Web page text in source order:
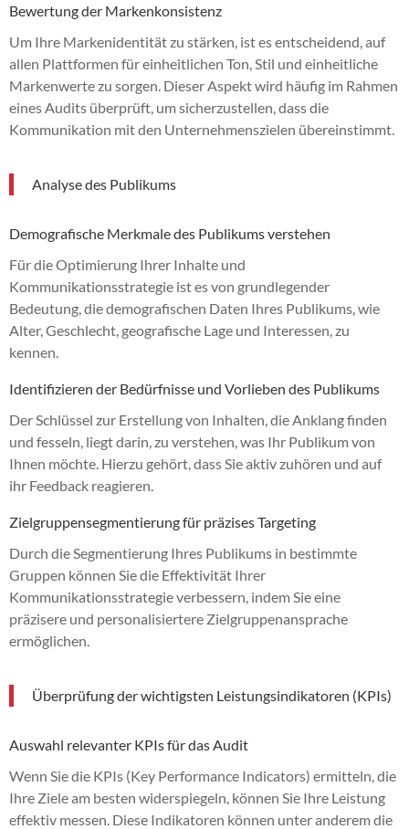
Bewertung der Markenkonsistenz
Um Ihre Markenidentität zu stärken, ist es entscheidend, auf
allen Plattformen für einheitlichen Ton, Stil und einheitliche
Markenwerte zu sorgen. Dieser Aspekt wird häufig im Rahmen
eines Audits überprüft, um sicherzustellen, dass die
Kommunikation mit den Unternehmenszielen übereinstimmt.
Analyse des Publikums
Demografische Merkmale des Publikums verstehen
Für die Optimierung Ihrer Inhalte und
Kommunikationsstrategie ist es von grundlegender
Bedeutung, die demografischen Daten Ihres Publikums, wie
Alter, Geschlecht, geografische Lage und Interessen, zu
kennen.
Identifizieren der Bedürfnisse und Vorlieben des Publikums
Der Schlüssel zur Erstellung von Inhalten, die Anklang finden
und fesseln, liegt darin, zu verstehen, was Ihr Publikum von
Ihnen möchte. Hierzu gehört, dass Sie aktiv zuhören und auf
ihr Feedback reagieren.
Zielgruppensegmentierung für präzises Targeting
Durch die Segmentierung Ihres Publikums in bestimmte
Gruppen können Sie die Effektivität Ihrer
Kommunikationsstrategie verbessern, indem Sie eine
präzisere und personalisiertere Zielgruppenansprache
ermöglichen.
Überprüfung der wichtigsten Leistungsindikatoren (KPIs)
Auswahl relevanter KPIs für das Audit
Wenn Sie die KPIs (Key Performance Indicators) ermitteln, die
Ihre Ziele am besten widerspiegeln, können Sie Ihre Leistung
effektiv messen. Diese Indikatoren können unter anderem die